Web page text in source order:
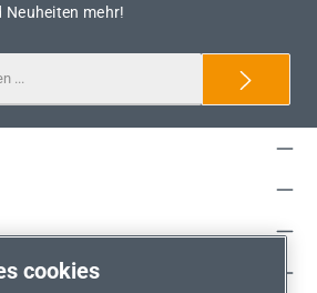
Neuheiten mehr!
cookies